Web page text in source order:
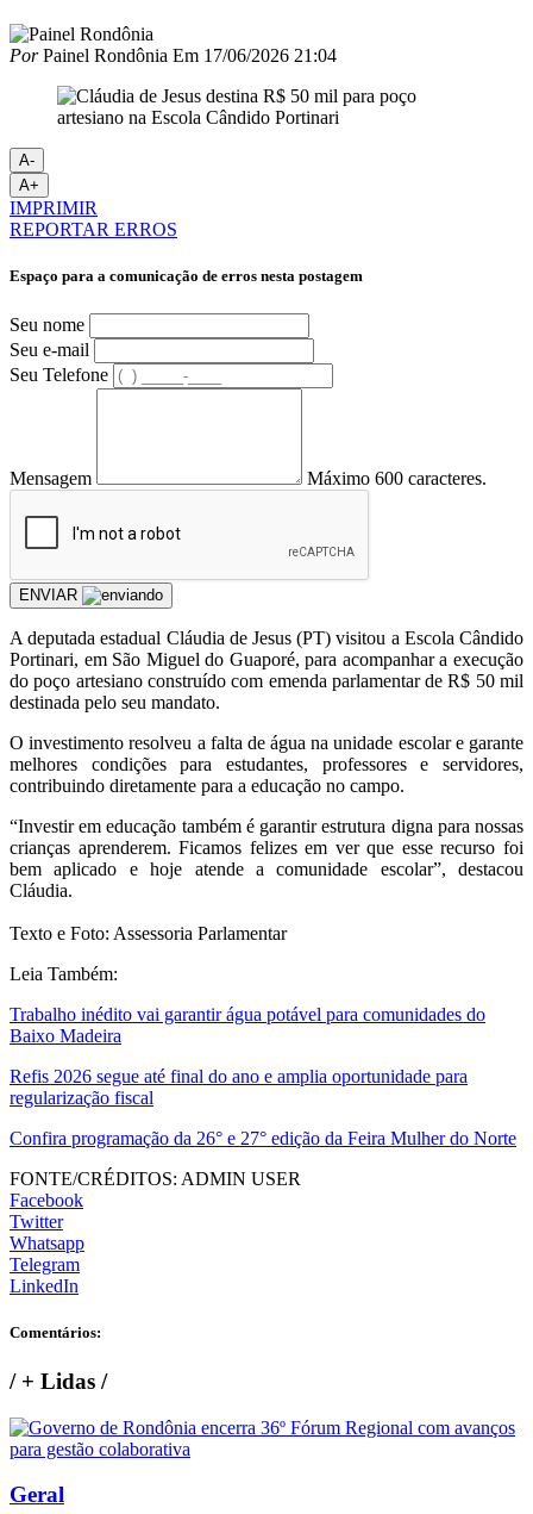
PorPainel Rondônia Em 17/06/2026 21:04
A-
A+
IMPRIMIR
REPORTAR ERROS
Espaço para a comunicação de erros nesta postagem
Seu nome
Seu e-mail
Seu Telefone
Mensagem Máximo 600 caracteres.
ENVIAR
A deputada estadual Cláudia de Jesus (PT) visitou a Escola Cândido
Portinari, em São Miguel do Guaporé, para acompanhar a execução
do poço artesiano construído com emenda parlamentar de R$ 50 mil
destinada pelo seu mandato.
O investimento resolveu a falta de água na unidade escolar e garante
melhores condições para estudantes, professores e servidores,
contribuindo diretamente para a educação no campo.
“Investir em educação também é garantir estrutura digna para nossas
crianças aprenderem. Ficamos felizes em ver que esse recurso foi
bem aplicado e hoje atende a comunidade escolar”, destacou
Cláudia.
Texto e Foto: Assessoria Parlamentar
Leia Também:
Trabalho inédito vai garantir água potável para comunidades do
Baixo Madeira
Refis 2026 segue até final do ano e amplia oportunidade para
regularização fiscal
Confira programação da 26° e 27° edição da Feira Mulher do Norte
FONTE/CRÉDITOS: ADMIN USER
Facebook
Twitter
Whatsapp
Telegram
LinkedIn
Comentários:
/+ Lidas /
Geral